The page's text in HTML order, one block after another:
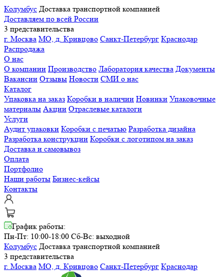
Колумбус Доставка транспортной компанией
Доставляем по всей России
3 представительства
г. Москва МО, д. Кривцово Санкт-Петербург Краснодар
Распродажа
О нас
О компании Производство Лаборатория качества Документы
Вакансии Отзывы Новости СМИ о нас
Каталог
Упаковка на заказ Коробки в наличии Новинки Упаковочные
материалы Акции Отраслевые каталоги
Услуги
Аудит упаковки Коробки с печатью Разработка дизайна
Разработка конструкции Коробки с логотипом на заказ
Доставка и самовывоз
Оплата
Портфолио
Наши работы Бизнес-кейсы
Контакты
График работы:
Пн-Пт: 10:00-18:00 Сб-Вс: выходной
Колумбус Доставка транспортной компанией
3 представительства
г. Москва МО, д. Кривцово Санкт-Петербург Краснодар